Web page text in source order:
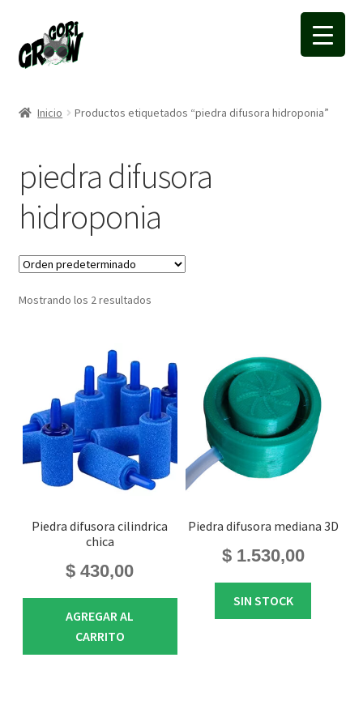
a
la
a
la
Inicio Productos etiquetados “piedra difusora hidroponia”
piedra difusora
hidroponia
Mostrando los 2 resultados
Piedra difusora cilindrica
chica
$ 430,00
AGREGAR AL
CARRITO
Piedra difusora mediana 3D
$1.530,00
SIN STOCK